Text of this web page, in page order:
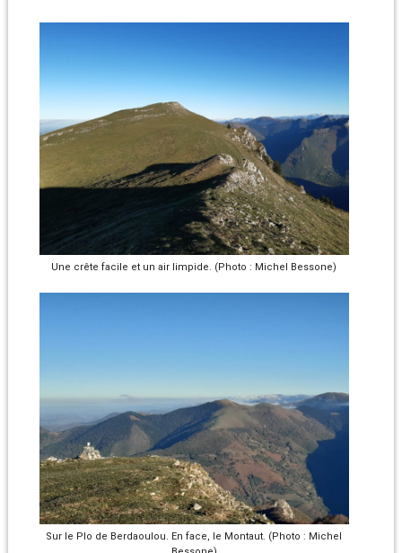
Une crête facile et un air limpide. (Photo : Michel Bessone)
Sur le Plo de Berdaoulou. En face, le Montaut. (Photo : Michel